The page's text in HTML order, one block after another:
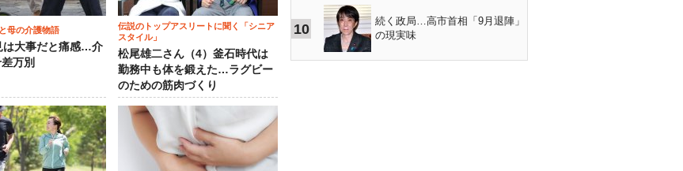
母の介護物語
は大事だと痛感…介
万別
伝説のトップアスリートに聞く「シニア
スタイル」
松尾雄二さん（4）釜石時代は
勤務中も体を鍛えた…ラグビー
のための筋肉づくり
10
続く政局…高市首相「9月退陣」
の現実味